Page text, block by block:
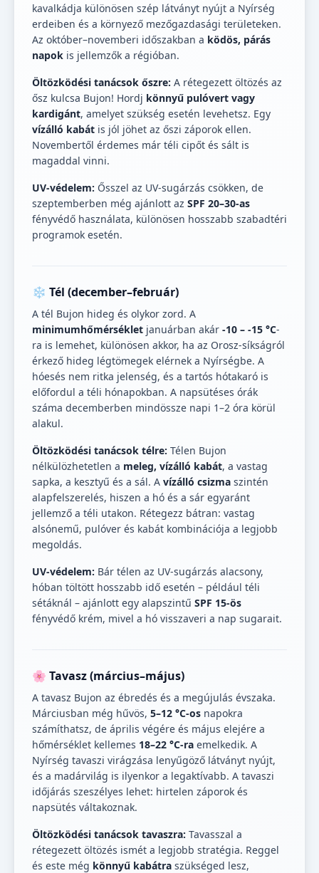
kavalkádja különösen szép látványt nyújt a Nyírség
erdeiben és a környező mezőgazdasági területeken.
Az október–novemberi időszakban a ködös, párás
napok is jellemzők a régióban.
Öltözködési tanácsok őszre: A rétegezett öltözés az
ősz kulcsa Bujon! Hordj könnyű pulóvert vagy
kardigánt, amelyet szükség esetén levehetsz. Egy
vízálló kabát is jól jöhet az őszi záporok ellen.
Novembertől érdemes már téli cipőt és sált is
magaddal vinni.
UV-védelem: Ősszel az UV-sugárzás csökken, de
szeptemberben még ajánlott az SPF 20–30-as
fényvédő használata, különösen hosszabb szabadtéri
programok esetén.
❄️ Tél (december–február)
A tél Bujon hideg és olykor zord. A
minimumhőmérséklet januárban akár -10 – -15 °C-
ra is lemehet, különösen akkor, ha az Orosz-síkságról
érkező hideg légtömegek elérnek a Nyírségbe. A
hóesés nem ritka jelenség, és a tartós hótakaró is
előfordul a téli hónapokban. A napsütéses órák
száma decemberben mindössze napi 1–2 óra körül
alakul.
Öltözködési tanácsok télre: Télen Bujon
nélkülözhetetlen a meleg, vízálló kabát, a vastag
sapka, a kesztyű és a sál. A vízálló csizma szintén
alapfelszerelés, hiszen a hó és a sár egyaránt
jellemző a téli utakon. Rétegezz bátran: vastag
alsónemű, pulóver és kabát kombinációja a legjobb
megoldás.
UV-védelem: Bár télen az UV-sugárzás alacsony,
hóban töltött hosszabb idő esetén – például téli
sétáknál – ajánlott egy alapszintű SPF 15-ös
fényvédő krém, mivel a hó visszaveri a nap sugarait.
🌸 Tavasz (március–május)
A tavasz Bujon az ébredés és a megújulás évszaka.
Márciusban még hűvös, 5–12 °C-os napokra
számíthatsz, de április végére és május elejére a
hőmérséklet kellemes 18–22 °C-ra emelkedik. A
Nyírség tavaszi virágzása lenyűgöző látványt nyújt,
és a madárvilág is ilyenkor a legaktívabb. A tavaszi
időjárás szeszélyes lehet: hirtelen záporok és
napsütés váltakoznak.
Öltözködési tanácsok tavaszra: Tavasszal a
rétegezett öltözés ismét a legjobb stratégia. Reggel
és este még könnyű kabátra szükséged lesz,